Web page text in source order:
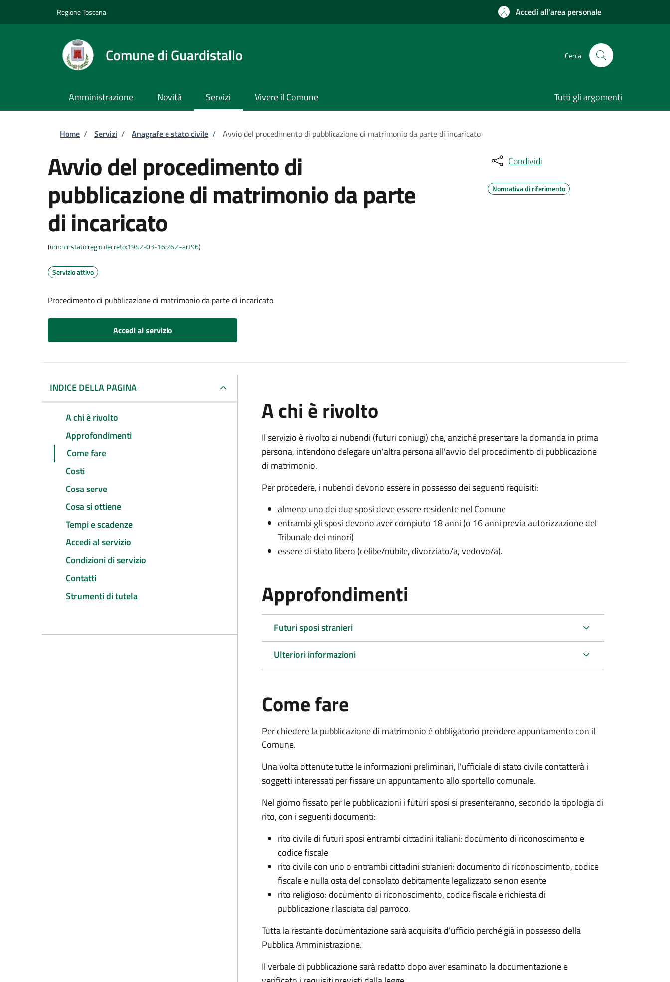
Regione Toscana Accedi all'area personale
Comune di Guardistallo Cerca
Amministrazione Novità Servizi Vivere il Comune Tutti gli argomenti
Briciole di pane
Home / Servizi / Anagrafe e stato civile / Avvio del procedimento di pubblicazione di matrimonio da parte di incaricato
Avvio del procedimento di
pubblicazione di matrimonio da parte
di incaricato
(urn:nir:stato:regio.decreto:1942-03-16;262~art96)
Servizio attivo
Procedimento di pubblicazione di matrimonio da parte di incaricato
Accedi al servizio
Condividi
Normativa di riferimento
INDICE DELLA PAGINA
A chi è rivolto
Approfondimenti
Come fare
Costi
Cosa serve
Cosa si ottiene
Tempi e scadenze
Accedi al servizio
Condizioni di servizio
Contatti
Strumenti di tutela
A chi è rivolto
Il servizio è rivolto ai nubendi (futuri coniugi) che, anziché presentare la domanda in prima
persona, intendono delegare un'altra persona all'avvio del procedimento di pubblicazione
di matrimonio.
Per procedere, i nubendi devono essere in possesso dei seguenti requisiti:
almeno uno dei due sposi deve essere residente nel Comune
entrambi gli sposi devono aver compiuto 18 anni (o 16 anni previa autorizzazione del
Tribunale dei minori)
essere di stato libero (celibe/nubile, divorziato/a, vedovo/a).
Approfondimenti
Futuri sposi stranieri
Ulteriori informazioni
Come fare
Per chiedere la pubblicazione di matrimonio è obbligatorio prendere appuntamento con il
Comune.
Una volta ottenute tutte le informazioni preliminari, l'ufficiale di stato civile contatterà i
soggetti interessati per fissare un appuntamento allo sportello comunale.
Nel giorno fissato per le pubblicazioni i futuri sposi si presenteranno, secondo la tipologia di
rito, con i seguenti documenti:
rito civile di futuri sposi entrambi cittadini italiani: documento di riconoscimento e
codice fiscale
rito civile con uno o entrambi cittadini stranieri: documento di riconoscimento, codice
fiscale e nulla osta del consolato debitamente legalizzato se non esente
rito religioso: documento di riconoscimento, codice fiscale e richiesta di
pubblicazione rilasciata dal parroco.
Tutta la restante documentazione sarà acquisita d’ufficio perché già in possesso della
Pubblica Amministrazione.
Il verbale di pubblicazione sarà redatto dopo aver esaminato la documentazione e